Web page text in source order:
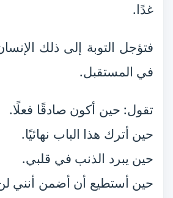
غدًا.
فتؤجل التوبة إلى ذلك
في المستقبل.
تقول: حين أكون صادقًا فعلًا.
حين أترك هذا الباب نهائيًا.
حين يبرد الذنب في قلبي.
حين أستطيع أن أضمن أنني